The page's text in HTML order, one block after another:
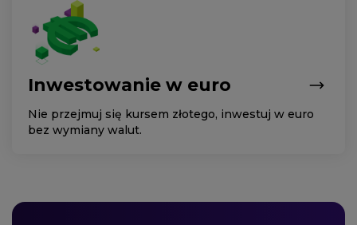
Inwestowanie w euro
Nie przejmuj się kursem złotego, inwestuj w euro
bez wymiany walut.